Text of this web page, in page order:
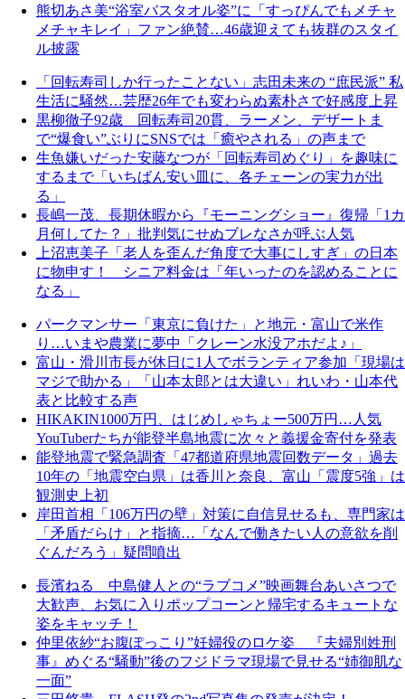
熊切あさ美“浴室バスタオル姿”に「すっぴんでもメチャ
メチャキレイ」ファン絶賛…46歳迎えても抜群のスタイ
ル披露
「回転寿司しか行ったことない」志田未来の “庶民派” 私
生活に騒然…芸歴26年でも変わらぬ素朴さで好感度上昇
黒柳徹子92歳 回転寿司20貫、ラーメン、デザートま
で“爆食い”ぶりにSNSでは「癒やされる」の声まで
生魚嫌いだった安藤なつが「回転寿司めぐり」を趣味に
するまで「いちばん安い皿に、各チェーンの実力が出
る」
長嶋一茂、長期休暇から『モーニングショー』復帰「1カ
月何してた？」批判気にせぬブレなさが呼ぶ人気
上沼恵美子「老人を歪んだ角度で大事にしすぎ」の日本
に物申す！ シニア料金は「年いったのを認めることに
なる」
パークマンサー「東京に負けた」と地元・富山で米作
り…いまや農業に夢中「クレーン水没アホだよ♪」
富山・滑川市長が休日に1人でボランティア参加「現場は
マジで助かる」「山本太郎とは大違い」れいわ・山本代
表と比較する声
HIKAKIN1000万円、はじめしゃちょー500万円…人気
YouTuberたちが能登半島地震に次々と義援金寄付を発表
能登地震で緊急調査「47都道府県地震回数データ」過去
10年の「地震空白県」は香川と奈良、富山「震度5強」は
観測史上初
岸田首相「106万円の壁」対策に自信見せるも、専門家は
「矛盾だらけ」と指摘…「なんで働きたい人の意欲を削
ぐんだろう」疑問噴出
長濱ねる 中島健人との“ラブコメ”映画舞台あいさつで
大歓声、お気に入りポップコーンと帰宅するキュートな
姿をキャッチ！
仲里依紗“お腹ぽっこり”妊婦役のロケ姿 『夫婦別姓刑
事』めぐる“騒動”後のフジドラマ現場で見せる“姉御肌な
一面”